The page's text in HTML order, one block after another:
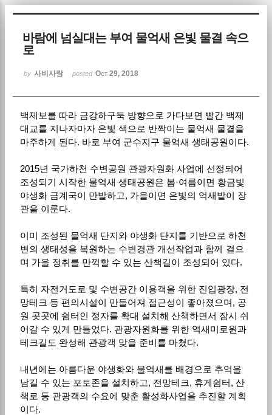
바람에 넘실대는 부여 물억새 은빛 물결 속으
로
by 사비사랑 posted Oct 29, 2018
백제보를 따라 금강하구둑 방향으로 가다보면 빨간 백제
대교를 지나자마자 은빛 색으로 반짝이는 물억새 물결을
마주하게 된다. 바로 부여 군수지구 물억새 생태공원이다.
2015년 국가하천 수변공원 관광자원화 사업에 선정되어
조성되기 시작한 물억새 생태공원은 봄·여름이면 황금빛
야생화 금계국이 만발하고, 가을이면 은빛의 억새밭이 장
관을 이룬다.
이미 조성된 물억새 단지와 야생화 단지를 기반으로 하천
변의 생태성을 복원하는 수변경관 개선작업과 함께 걸으
며 가을 정취를 만끽할 수 있는 산책길이 조성되어 있다.
특히 자전거도로 및 수변공간 이용객을 위한 진입광장, 전
망테크 등 편의시설이 만들어져 접근성이 좋아졌으며, 공
원 곳곳에 쉼터인 정자를 확대 설치해 산책하면서 잠시 쉬
어갈 수 있게 만들었다. 관광자원화를 위한 억새미로원과
테크길도 완성해 관광객 맞을 준비를 마쳤다.
내년에는 아름다운 야생화와 물억새를 배경으로 추억을
남길 수 있는 포토존을 설치하고, 전망테크, 휴게쉼터, 산
책로 등 관광객의 수요에 맞춘 활성화사업을 추진할 계획
이다.
Sketchbook5, 스케치북5
Sketchbook5, 스케치북5